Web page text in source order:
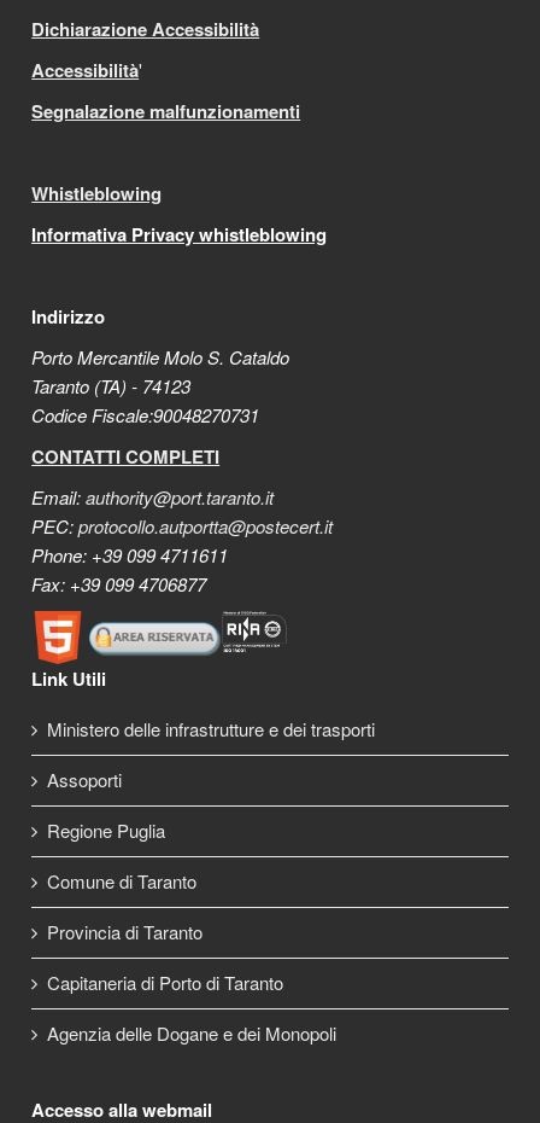
Dichiarazione Accessibilità
Accessibilità'
Segnalazione malfunzionamenti
Whistleblowing
Informativa Privacy whistleblowing
Indirizzo
Porto Mercantile Molo S. Cataldo
Taranto (TA) - 74123
Codice Fiscale:90048270731
CONTATTI COMPLETI
Email:authority@port.taranto.it
PEC:protocollo.autportta@postecert.it
Phone: +39 099 4711611
Fax: +39 099 4706877
Link Utili
Ministero delle infrastrutture e dei trasporti
Assoporti
Regione Puglia
Comune di Taranto
Provincia di Taranto
Capitaneria di Porto di Taranto
Agenzia delle Dogane e dei Monopoli
Accesso alla webmail